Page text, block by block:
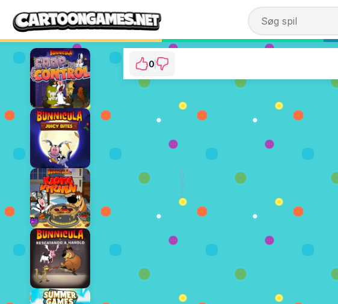
⭐ Der er endnu ikke stemt. (0 Stemmer)
SPIL NU
0
ANNONCE